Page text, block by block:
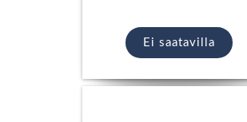
Ei saatavilla